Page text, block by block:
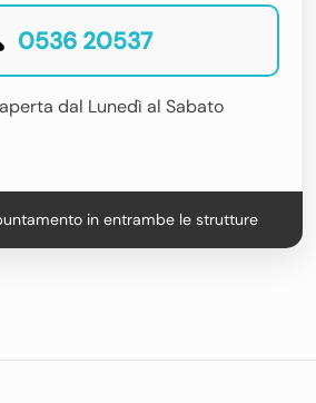
0536 20537
dal Lunedì al Sabato
in entrambe le strutture